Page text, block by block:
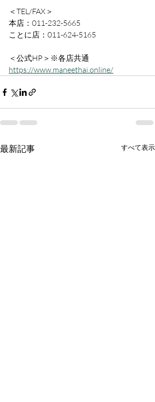
＜TEL/FAX＞
本店：011-232-5665
ことに店：011-624-5165
＜公式HP＞※各店共通
https://www.maneethai.online/
最新記事 すべて表示